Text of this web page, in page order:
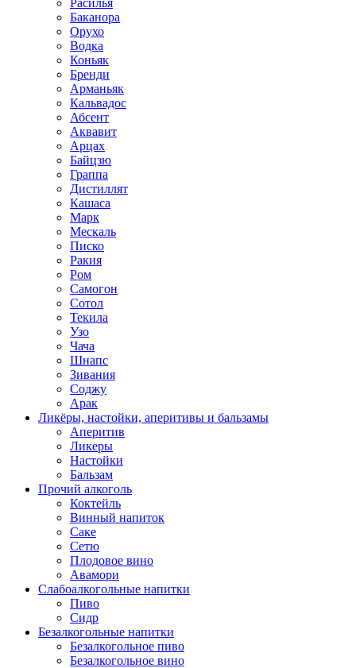
Расилья
Баканора
Орухо
Водка
Коньяк
Бренди
Арманьяк
Кальвадос
Абсент
Аквавит
Арцах
Байцзю
Граппа
Дистиллят
Кашаса
Марк
Мескаль
Писко
Ракия
Ром
Самогон
Сотол
Текила
Узо
Чача
Шнапс
Зивания
Соджу
Арак
Ликёры, настойки, аперитивы и бальзамы
Аперитив
Ликеры
Настойки
Бальзам
Прочий алкоголь
Коктейль
Винный напиток
Саке
Сетю
Плодовое вино
Авамори
Слабоалкогольные напитки
Пиво
Сидр
Безалкогольные напитки
Безалкогольное пиво
Безалкогольное вино